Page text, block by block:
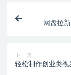
网盘拉
下一篇
轻松制作创业类视